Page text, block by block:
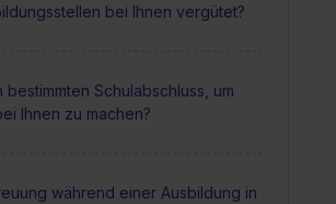
bei Ihnen vergütet?
Schulabschluss, um
Ihnen zu machen?
während einer Ausbildung in